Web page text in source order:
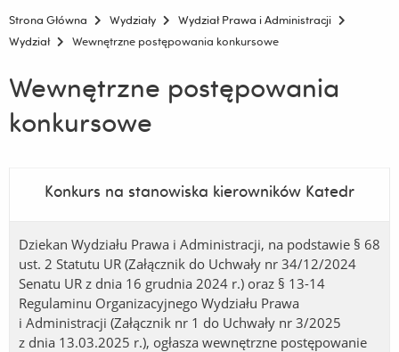
Strona Główna Wydziały
Wydział Prawa i Administracji
Wydział
Wewnętrzne postępowania konkursowe
Wewnętrzne postępowania
konkursowe
Konkurs na stanowiska kierowników Katedr
Dziekan Wydziału Prawa i Administracji, na podstawie § 68
ust. 2 Statutu UR (Załącznik do Uchwały nr 34/12/2024
Senatu UR z dnia 16 grudnia 2024 r.) oraz § 13-14
Regulaminu Organizacyjnego Wydziału Prawa
i Administracji (Załącznik nr 1 do Uchwały nr 3/2025
z dnia 13.03.2025 r.), ogłasza wewnętrzne postępowanie